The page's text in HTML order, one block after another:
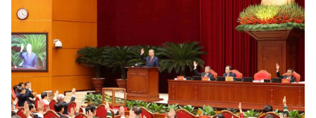
© BÁO ĐIỆN TỬ CHÍNH PHỦ
Tổng Giám đốc:Nguyễn Hồng Sâm